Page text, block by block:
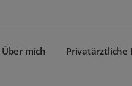
Über mich Privatärztliche